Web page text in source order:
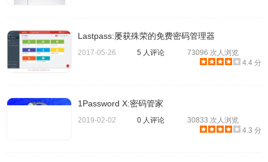
提供密码，包括电子邮件帐户和您为自动登录设置的某些网
站。
二、使用 Recovery HD 分区重置管理员密码
Apple 在较新的 Mac 上包含 Recovery HD 分区。它包含重
Lastpass:屡获殊荣的免费密码管理器
2017-05-26 5 人评论
73096 次人浏览
4.4 分
1Password X:密码管家
2019-02-02 0 人评论
30833 次人浏览
4.3 分